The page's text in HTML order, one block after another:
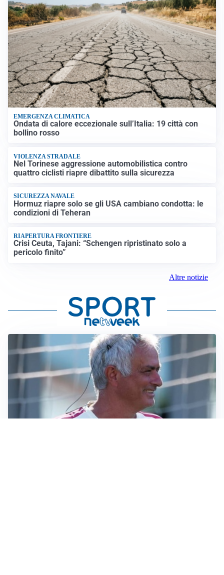
EMERGENZA CLIMATICA
Ondata di calore eccezionale sull’Italia: 19 città con
bollino rosso
VIOLENZA STRADALE
Nel Torinese aggressione automobilistica contro
quattro ciclisti riapre dibattito sulla sicurezza
SICUREZZA NAVALE
Hormuz riapre solo se gli USA cambiano condotta: le
condizioni di Teheran
RIAPERTURA FRONTIERE
Crisi Ceuta, Tajani: “Schengen ripristinato solo a
pericolo finito”
Altre notizie